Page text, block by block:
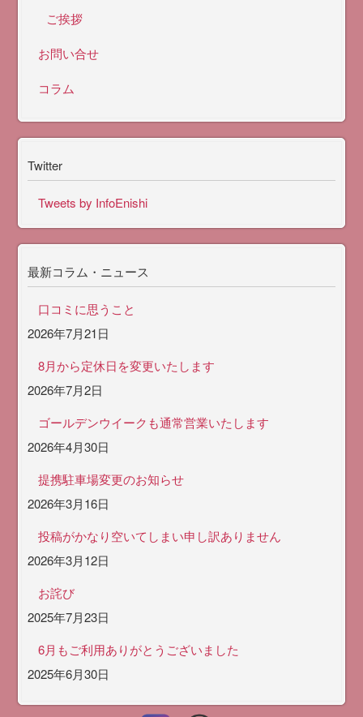
ご挨拶
お問い合せ
コラム
Twitter
Tweets by InfoEnishi
最新コラム・ニュース
口コミに思うこと
2026年7月21日
8月から定休日を変更いたします
2026年7月2日
ゴールデンウイークも通常営業いたします
2026年4月30日
提携駐車場変更のお知らせ
2026年3月16日
投稿がかなり空いてしまい申し訳ありません
2026年3月12日
お詫び
2025年7月23日
6月もご利用ありがとうございました
2025年6月30日